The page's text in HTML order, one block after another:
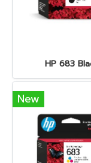
HP 683
New